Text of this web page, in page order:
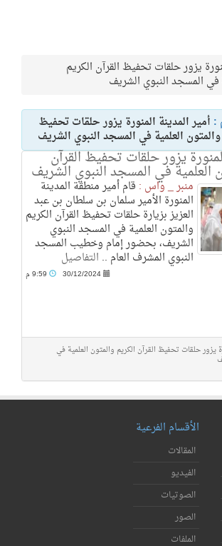
يزور حلقات تحفيظ القرآن الكريم
في المسجد النبوي الشريف
: أمير المدينة المنورة يزور حلقات تحفيظ
والمتون العلمية في المسجد النبوي الشريف
يزور حلقات تحفيظ القرآن
العلمية في المسجد النبوي الشريف
منبر _ واس : قام أمير منطقة المدينة
المنورة الأمير سلمان بن سلطان بن عبد
العزيز بزيارة حلقات تحفيظ القرآن الكريم
والمتون العلمية في المسجد النبوي
الشريف، بحضور إمام وخطيب المسجد
النبوي المشرف العام .. التفاصيل
30/12/2024
يزور حلقات تحفيظ القرآن الكريم والمتون العلمية في
الأقسام الفرعية
المقالات
الفيديو
الصوتيات
الصور
الملفات